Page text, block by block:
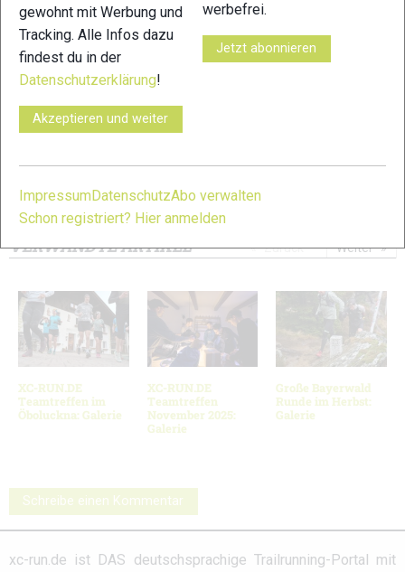
12
© Bilder 1 - 14: Marco Felgenhauer;
VERWANDTE ARTIKEL
XC-RUN.DE
Teamtreffen im
Öboluckna: Galerie
XC-RUN.DE
Teamtreffen
November 2025:
Galerie
Große Bayerwald
Runde im Herbst:
Galerie
Zurück Weiter
Schreibe einen Kommentar
xc-run.de ist DAS deutschsprachige Trailrunning-Portal mit
gewohnt mit Werbung und
Tracking. Alle Infos dazu
findest du in der
Datenschutzerklärung!
Akzeptieren und weiter
werbefrei.
Jetzt abonnieren
Impressum DatenschutzAbo verwalten
Schon registriert? Hier anmelden